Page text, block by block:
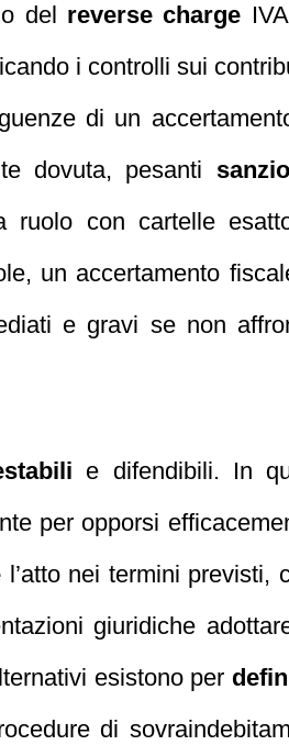
del reverse charge
i controlli sui
di un
dovuta, pesanti
con cartelle
un accertamento
e gravi se non
e difendibili. In
per opporsi
l’atto nei termini previsti,
giuridiche
esistono per
di